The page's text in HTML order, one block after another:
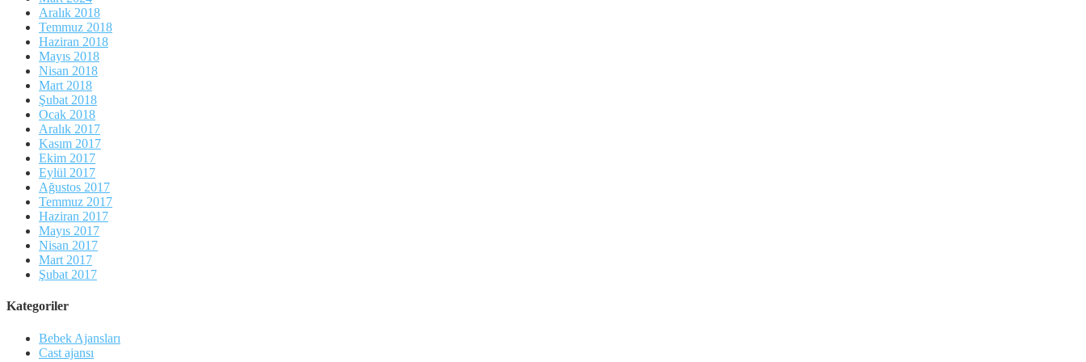
Aralık 2018
Temmuz 2018
Haziran 2018
Mayıs 2018
Nisan 2018
Mart 2018
Şubat 2018
Ocak 2018
Aralık 2017
Kasım 2017
Ekim 2017
Eylül 2017
Ağustos 2017
Temmuz 2017
Haziran 2017
Mayıs 2017
Nisan 2017
Mart 2017
Şubat 2017
Kategoriler
Bebek Ajansları
Cast ajansı